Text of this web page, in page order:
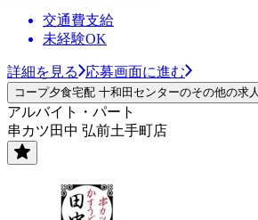
交通費支給
未経験OK
詳細を見る 応募画面に進む
コープ夕食宅配 十和田センターのその他の求
アルバイト・パート
串カツ田中 弘前土手町店